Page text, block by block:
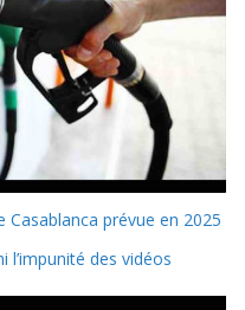
Casablanca prévue en 2025
l’impunité des vidéos